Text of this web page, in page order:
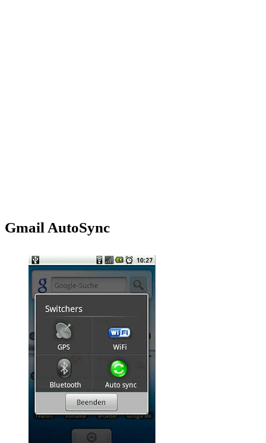
Gmail AutoSync